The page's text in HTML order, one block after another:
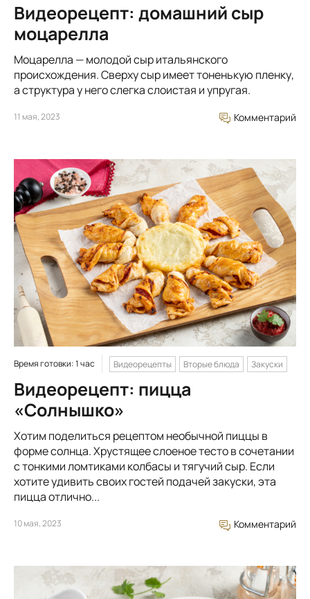
Видеорецепт: домашний сыр
моцарелла
Моцарелла — молодой сыр итальянского
происхождения. Сверху сыр имеет тоненькую пленку,
а структура у него слегка слоистая и упругая.
11 мая, 2023 Комментарий
Время готовки: 1 час Видеорецепты Вторые блюда Закуски
Видеорецепт: пицца
«Солнышко»
Хотим поделиться рецептом необычной пиццы в
форме солнца. Хрустящее слоеное тесто в сочетании
с тонкими ломтиками колбасы и тягучий сыр. Если
хотите удивить своих гостей подачей закуски, эта
пицца отлично...
10 мая, 2023 Комментарий